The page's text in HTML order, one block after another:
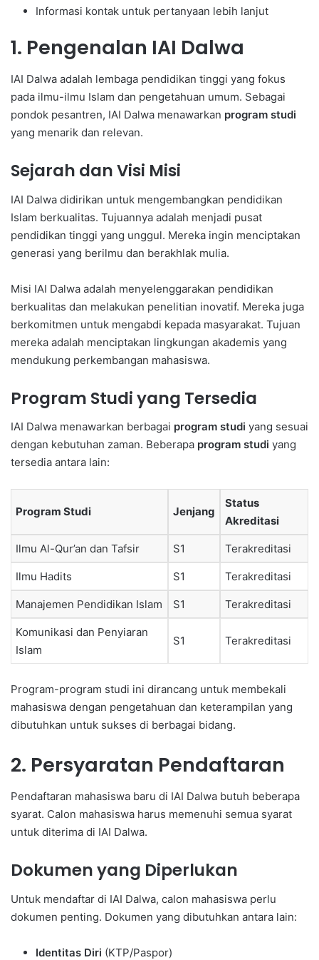
Informasi kontak untuk pertanyaan lebih lanjut
1. Pengenalan IAI Dalwa
IAI Dalwa adalah lembaga pendidikan tinggi yang fokus
pada ilmu-ilmu Islam dan pengetahuan umum. Sebagai
pondok pesantren, IAI Dalwa menawarkan program studi
yang menarik dan relevan.
Sejarah dan Visi Misi
IAI Dalwa didirikan untuk mengembangkan pendidikan
Islam berkualitas. Tujuannya adalah menjadi pusat
pendidikan tinggi yang unggul. Mereka ingin menciptakan
generasi yang berilmu dan berakhlak mulia.
Misi IAI Dalwa adalah menyelenggarakan pendidikan
berkualitas dan melakukan penelitian inovatif. Mereka juga
berkomitmen untuk mengabdi kepada masyarakat. Tujuan
mereka adalah menciptakan lingkungan akademis yang
mendukung perkembangan mahasiswa.
Program Studi yang Tersedia
IAI Dalwa menawarkan berbagai program studi yang sesuai
dengan kebutuhan zaman. Beberapa program studi yang
tersedia antara lain:
Program Studi Jenjang
Status
Akreditasi
Ilmu Al-Qur’an dan Tafsir S1 Terakreditasi
Ilmu Hadits S1 Terakreditasi
Manajemen Pendidikan Islam S1 Terakreditasi
Komunikasi dan Penyiaran
Islam
S1 Terakreditasi
Program-program studi ini dirancang untuk membekali
mahasiswa dengan pengetahuan dan keterampilan yang
dibutuhkan untuk sukses di berbagai bidang.
2. Persyaratan Pendaftaran
Pendaftaran mahasiswa baru di IAI Dalwa butuh beberapa
syarat. Calon mahasiswa harus memenuhi semua syarat
untuk diterima di IAI Dalwa.
Dokumen yang Diperlukan
Untuk mendaftar di IAI Dalwa, calon mahasiswa perlu
dokumen penting. Dokumen yang dibutuhkan antara lain:
Identitas Diri (KTP/Paspor)